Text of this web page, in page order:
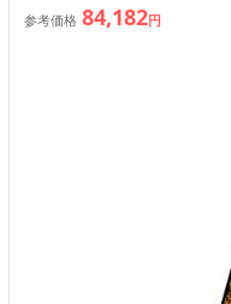
参考価格 84,182円